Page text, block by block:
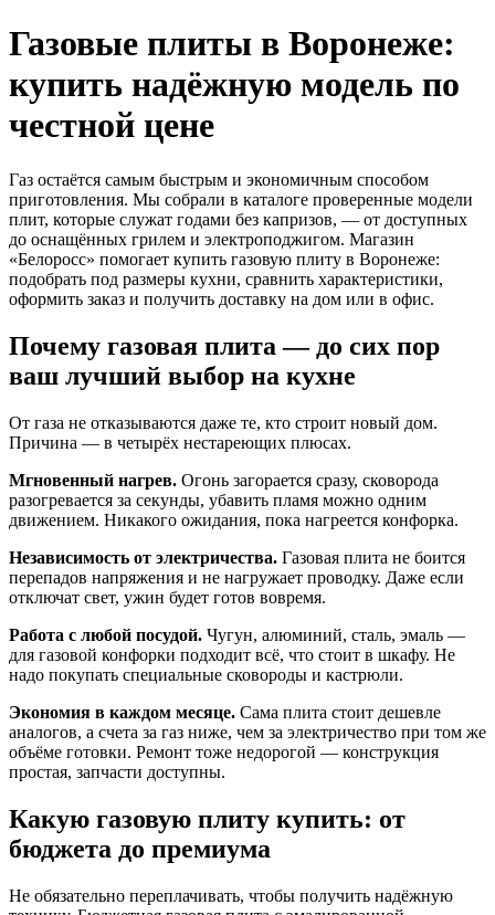
Газовые плиты в Воронеже:
купить надёжную модель по
честной цене
Газ остаётся самым быстрым и экономичным способом
приготовления. Мы собрали в каталоге проверенные модели
плит, которые служат годами без капризов, — от доступных
до оснащённых грилем и электроподжигом. Магазин
«Белоросс» помогает купить газовую плиту в Воронеже:
подобрать под размеры кухни, сравнить характеристики,
оформить заказ и получить доставку на дом или в офис.
Почему газовая плита — до сих пор
ваш лучший выбор на кухне
От газа не отказываются даже те, кто строит новый дом.
Причина — в четырёх нестареющих плюсах.
Мгновенный нагрев. Огонь загорается сразу, сковорода
разогревается за секунды, убавить пламя можно одним
движением. Никакого ожидания, пока нагреется конфорка.
Независимость от электричества. Газовая плита не боится
перепадов напряжения и не нагружает проводку. Даже если
отключат свет, ужин будет готов вовремя.
Работа с любой посудой. Чугун, алюминий, сталь, эмаль —
для газовой конфорки подходит всё, что стоит в шкафу. Не
надо покупать специальные сковороды и кастрюли.
Экономия в каждом месяце. Сама плита стоит дешевле
аналогов, а счета за газ ниже, чем за электричество при том же
объёме готовки. Ремонт тоже недорогой — конструкция
простая, запчасти доступны.
Какую газовую плиту купить: от
бюджета до премиума
Не обязательно переплачивать, чтобы получить надёжную